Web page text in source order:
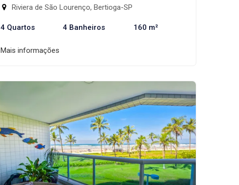
Riviera de São Lourenço, Bertioga-SP
4 Quartos 4 Banheiros 160 m²
Mais informações